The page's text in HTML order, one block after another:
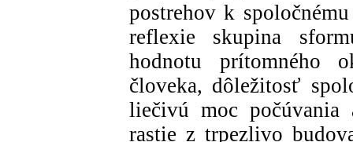
postrehov k
reflexie skupina
hodnotu prítomného
človeka, dôležitosť
liečivú moc počúvania
rastie z trpezlivo